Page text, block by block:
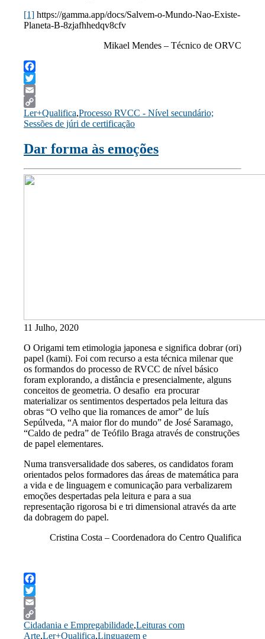
[1] https://gamma.app/docs/Salvem-o-Mundo-Nao-Existe-
Planeta-B-8zjafhhedqv8cfv
Mikael Mendes – Técnico de ORVC
Facebook
Twitter
Email
Copy
Link
Ler+Qualifica,Processo RVCC - Nível secundário;
Sessões de júri de certificação
Dar forma às emoções
11 Julho, 2020
O Origami tem etimologia japonesa e significa dobrar (ori)
papel (kami). Foi com recurso a esta técnica milenar que
os formandos do processo de RVCC de nível básico
foram explorando, a distância e presencialmente, alguns
conceitos de geometria. O desafio era procurar
materializar os sentimentos despertados pela leitura das
obras “O velho que lia romances de amor” de luís
Sepúlveda, “A maior flor do mundo” de José Saramago,
“Caldo de pedra” de Teófilo Braga através de construções
de papel elementares.
Numa transversalidade dos saberes, os candidatos foram
orientados pelos formadores das áreas de matemática para
a vida e de linguagem e comunicação para verbalizarem
emoções despertadas pela leitura e para a sua
representação rigorosa bi e tri dimensional através da arte
da dobragem do papel.
Cristina Costa – Coordenadora do Centro Qualifica
Facebook
Twitter
Email
Copy
Cidadania e Empregabilidade,Leituras com
Arte,Ler+Qualifica,Linguagem e